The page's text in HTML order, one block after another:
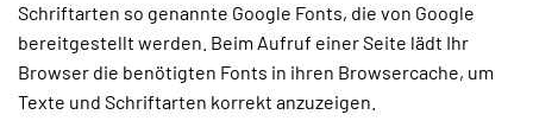
Schriftarten so genannte Google Fonts, die von Google
bereitgestellt werden. Beim Aufruf einer Seite lädt Ihr
Browser die benötigten Fonts in ihren Browsercache, um
Texte und Schriftarten korrekt anzuzeigen.